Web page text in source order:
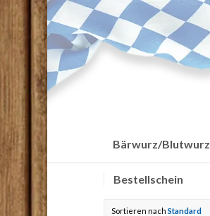
Bärwurz/Blutwurz
Bestellschein
Sortieren nachStandard